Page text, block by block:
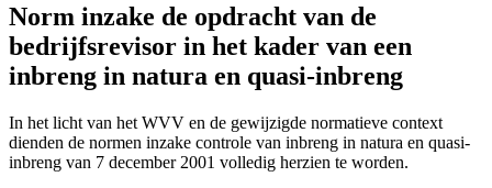
Norm inzake de opdracht van de
bedrijfsrevisor in het kader van een
inbreng in natura en quasi-inbreng
In het licht van het WVV en de gewijzigde normatieve context
dienden de normen inzake controle van inbreng in natura en quasi-
inbreng van 7 december 2001 volledig herzien te worden.